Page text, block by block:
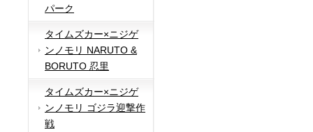
パーク
タイムズカー×ニジゲ
ンノモリ NARUTO &
BORUTO 忍里
タイムズカー×ニジゲ
ンノモリ ゴジラ迎撃作
戦